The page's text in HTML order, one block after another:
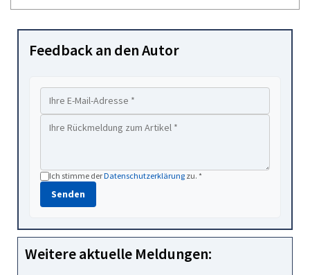
Feedback an den Autor
Ich stimme derDatenschutzerklärung zu. *
Senden
Weitere aktuelle Meldungen: